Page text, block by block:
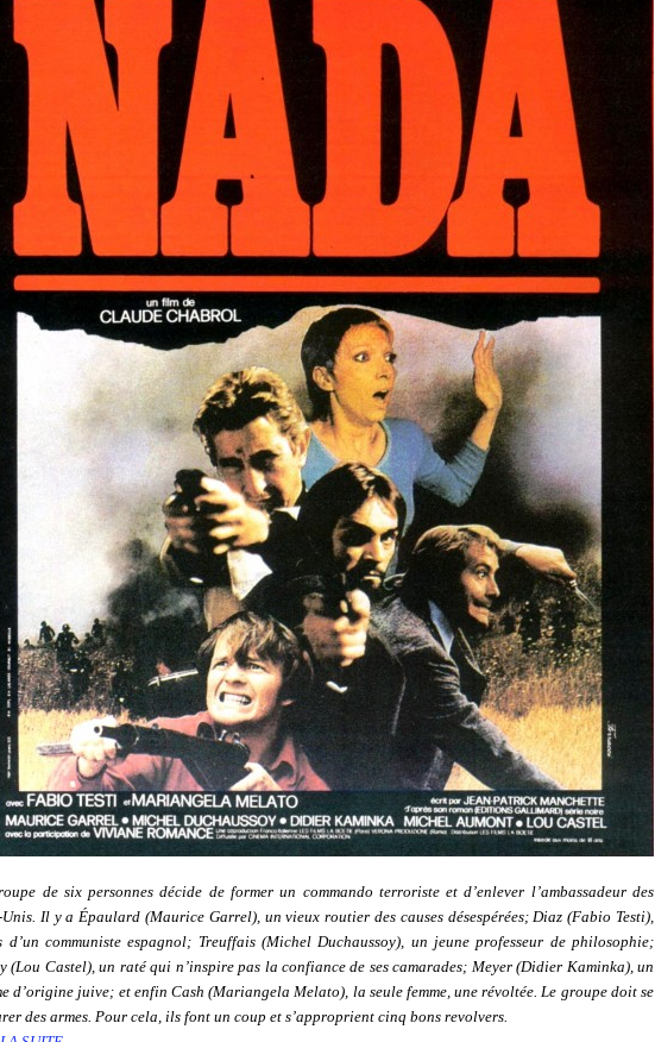
de six personnes décide de former un commando terroriste et d’enlever l’ambassadeur des
Unis. Il y a Épaulard (Maurice Garrel), un vieux routier des causes désespérées; Diaz (Fabio Testi),
d’un communiste espagnol; Treuffais (Michel Duchaussoy), un jeune professeur de philosophie;
(Lou Castel), un raté qui n’inspire pas la confiance de ses camarades; Meyer (Didier Kaminka), un
d’origine juive; et enfin Cash (Mariangela Melato), la seule femme, une révoltée. Le groupe doit se
des armes. Pour cela, ils font un coup et s’approprient cinq bons revolvers.